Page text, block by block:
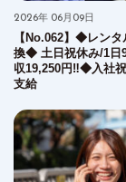
2026年 06月09日
【No.062】◆レン
換◆ 土日祝休み/1日
収19,250円‼︎◆入社
支給